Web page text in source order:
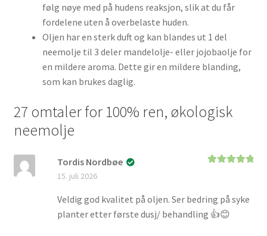
følg nøye med på hudens reaksjon, slik at du får
fordelene uten å overbelaste huden.
Oljen har en sterk duft og kan blandes ut 1 del
neemolje til 3 deler mandelolje- eller jojobaolje for
en mildere aroma. Dette gir en mildere blanding,
som kan brukes daglig.
27 omtaler for 100% ren, økologisk
neemolje
Tordis Nordbøe
15. juli 2026
Veldig god kvalitet på oljen. Ser bedring på syke
planter etter første dusj/ behandling 👍😊